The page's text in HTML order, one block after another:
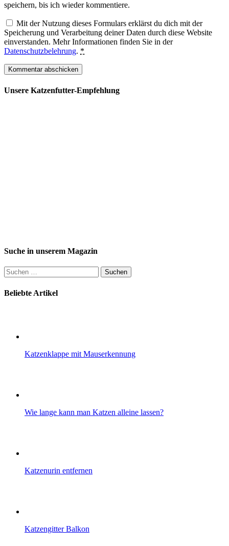
speichern, bis ich wieder kommentiere.
Mit der Nutzung dieses Formulars erklärst du dich mit der
Speicherung und Verarbeitung deiner Daten durch diese Website
einverstanden. Mehr Informationen finden Sie in der
Datenschutzbelehrung. *
Unsere Katzenfutter-Empfehlung
Suche in unserem Magazin
Suchen
nach:
Beliebte Artikel
Katzenklappe mit Mauserkennung
Wie lange kann man Katzen alleine lassen?
Katzenurin entfernen
Katzengitter Balkon